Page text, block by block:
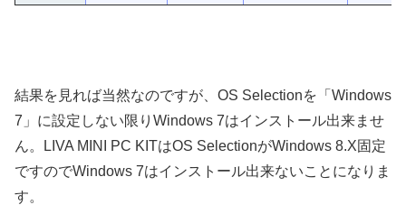
結果を見れば当然なのですが、OS Selectionを「Windows
7」に設定しない限りWindows 7はインストール出来ませ
ん。LIVA MINI PC KITはOS SelectionがWindows 8.X固定
ですのでWindows 7はインストール出来ないことになりま
す。